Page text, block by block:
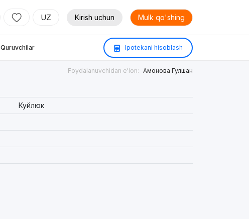
UZ Kirish uchun Mulk qo'shing
Quruvchilar Ipotekani hisoblash
Foydalanuvchidan e'lon: Амонова Гулшан
Куйлюк